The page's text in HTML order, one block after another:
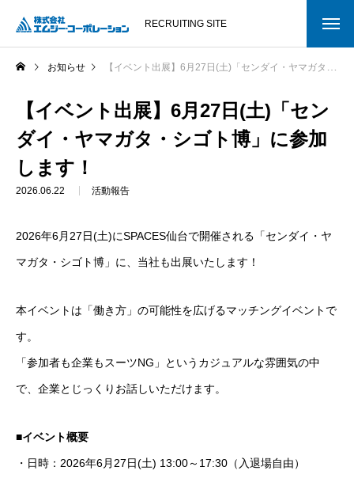
RECRUITING SITE
お知らせ 【イベント出展】6月27日(土)「センダイ・ヤマガタ・シゴト博」に参加します！
【イベント出展】6月27日(土)「セン
ダイ・ヤマガタ・シゴト博」に参加
します！
2026.06.22 活動報告
2026年6月27日(土)にSPACES仙台で開催される「センダイ・ヤ
マガタ・シゴト博」に、当社も出展いたします！
本イベントは「働き方」の可能性を広げるマッチングイベントで
す。
「参加者も企業もスーツNG」というカジュアルな雰囲気の中
で、企業とじっくりお話しいただけます。
■イベント概要
・日時：2026年6月27日(土) 13:00～17:30（入退場自由）